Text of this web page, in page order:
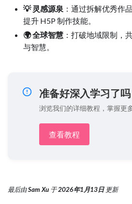
💡 灵感源泉 ：通过拆解优秀作
提升 H5P 制作技能。
🌍 全球智慧 ：打破地域限制，
与智慧。
准备好深入学习了吗
浏览我们的详细教程，掌握更
查看教程
最后由Sam Xu 于2026年1月13日 更新